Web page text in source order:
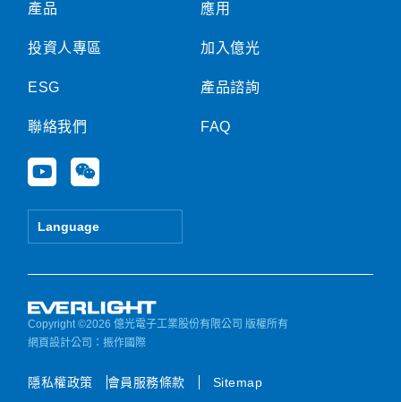
產品
投資人專區
ESG
聯絡我們
Y
o
u
e
W
e
i
Language
應用
加入億光
產品諮詢
FAQ
Copyright ©2026 億光電子工業股份有限公司 版權所有
網頁設計公司 ：振作國際
隱私權政策 會員服務條款 Sitemap